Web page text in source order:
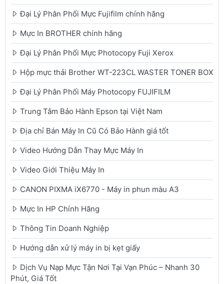
Đại Lý Phân Phối Mực Fujifilm chính hãng
Mực In BROTHER chính hãng
Đại Lý Phân Phối Mực Photocopy Fuji Xerox
Hộp mực thải Brother WT-223CL WASTER TONER BOX
Đại Lý Phân Phối Máy Photocopy FUJIFILM
Trung Tâm Bảo Hành Epson tại Việt Nam
Địa chỉ Bán Máy In Cũ Có Bảo Hành giá tốt
Video Hướng Dẫn Thay Mực Máy In
Video Giới Thiệu Máy In
CANON PIXMA iX6770 - Máy in phun màu A3
Mực In HP Chính Hãng
Thông Tin Doanh Nghiệp
Hướng dẫn xử lý máy in bị kẹt giấy
Dịch Vụ Nạp Mực Tận Nơi Tại Vạn Phúc – Nhanh 30
Phút, Giá Tốt